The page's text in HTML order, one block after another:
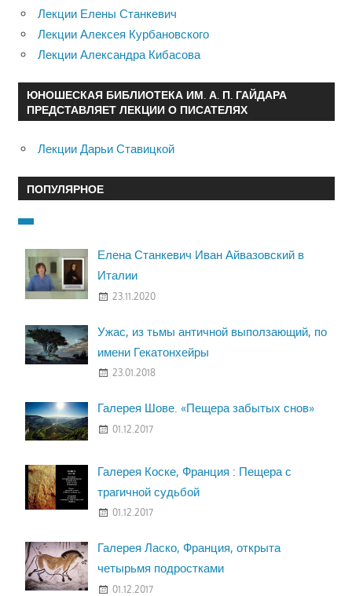
Лекции Елены Станкевич
Лекции Алексея Курбановского
Лекции Александра Кибасова
ЮНОШЕСКАЯ БИБЛИОТЕКА ИМ. А. П. ГАЙДАРА
ПРЕДСТАВЛЯЕТ ЛЕКЦИИ О ПИСАТЕЛЯХ
Лекции Дарьи Ставицкой
ПОПУЛЯРНОЕ
Елена Станкевич Иван Айвазовский в
Италии
23.11.2020
Ужас, из тьмы античной выползающий, по
имени Гекатонхейры
23.01.2018
Галерея Шове. «Пещера забытых снов»
01.12.2017
Галерея Коске, Франция : Пещера с
трагичной судьбой
01.12.2017
Галерея Ласко, Франция, открыта
четырьмя подростками
01.12.2017